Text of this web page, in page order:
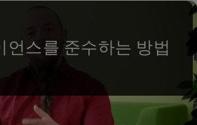
언스를 준수하는 방법